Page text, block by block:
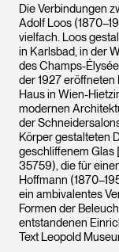
Die Verbindungen
Adolf Loos
vielfach. Loos
in Karlsbad, in der
des Champs-
der 1927
Haus in Wien-
modernen
der
Körper gestalteten
geschliffenem Glas [
35759), die für
Hoffmann
ein ambivalentes
Formen der
entstandenen
Text Leopold